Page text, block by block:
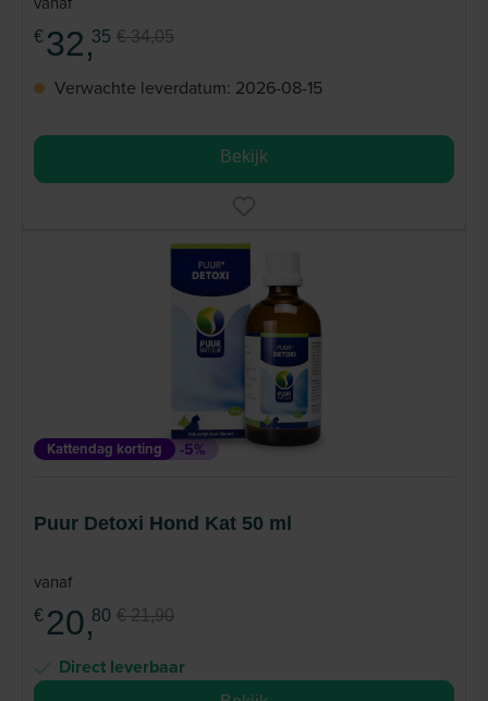
€ 32,35 € 34,05
Verwachte leverdatum: 2026-08-15
Bekijk
Kattendag korting -5%
Puur Detoxi Hond Kat 50 ml
vanaf
€ 20,80 € 21,90
Direct leverbaar